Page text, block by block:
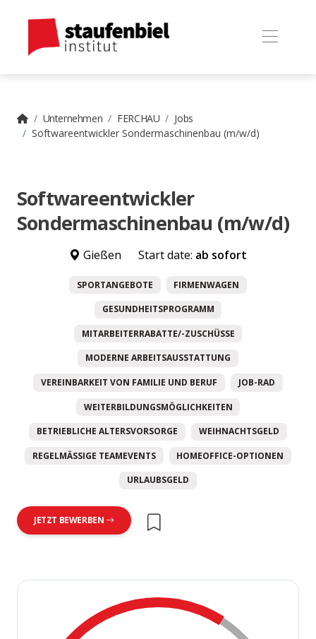
Unternehmen FERCHAU
Jobs
Softwareentwickler Sondermaschinenbau (m/w/d)
Softwareentwickler
Sondermaschinenbau (m/w/d)
Gießen Start date: ab sofort
SPORTANGEBOTE FIRMENWAGEN
GESUNDHEITSPROGRAMM
MITARBEITERRABATTE/-ZUSCHÜSSE
MODERNE ARBEITSAUSSTATTUNG
VEREINBARKEIT VON FAMILIE UND BERUF JOB-RAD
WEITERBILDUNGSMÖGLICHKEITEN
BETRIEBLICHE ALTERSVORSORGE WEIHNACHTSGELD
REGELMÄSSIGE TEAMEVENTS HOMEOFFICE-OPTIONEN
URLAUBSGELD
JETZT BEWERBEN